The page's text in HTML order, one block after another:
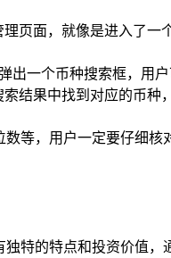
页面，就像是进入了
出一个币种搜索框，用
结果中找到对应的币
等，用户一定要仔细
特的特点和投资价值